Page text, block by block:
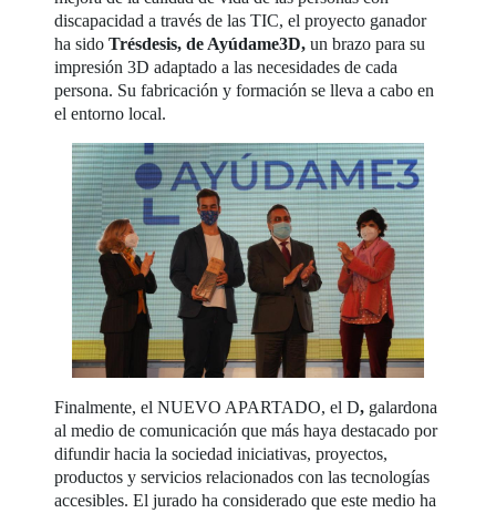
discapacidad a través de las TIC, el proyecto ganador
ha sidoTrésdesis, de Ayúdame3D,un brazo para su
impresión 3D adaptado a las necesidades de cada
persona. Su fabricación y formación se lleva a cabo en
el entorno local.
Finalmente, el NUEVO APARTADO, el D, galardona
al medio de comunicación que más haya destacado por
difundir hacia la sociedad iniciativas, proyectos,
productos y servicios relacionados con las tecnologías
accesibles. El jurado ha considerado que este medio ha